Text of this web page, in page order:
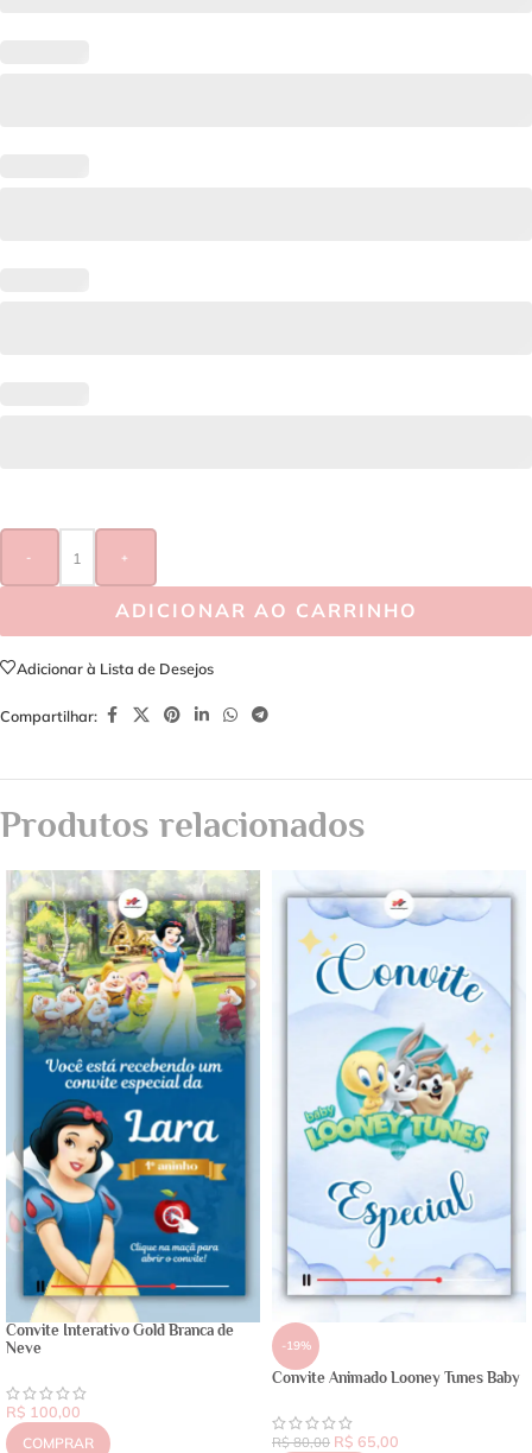
- +
ADICIONAR AO CARRINHO
Adicionar à Lista de Desejos
Compartilhar:
Produtos relacionados
Convite Interativo Gold Branca de
Neve
R$ 100,00
COMPRAR
-19%
Convite Animado Looney Tunes Baby
R$80,00 R$ 65,00